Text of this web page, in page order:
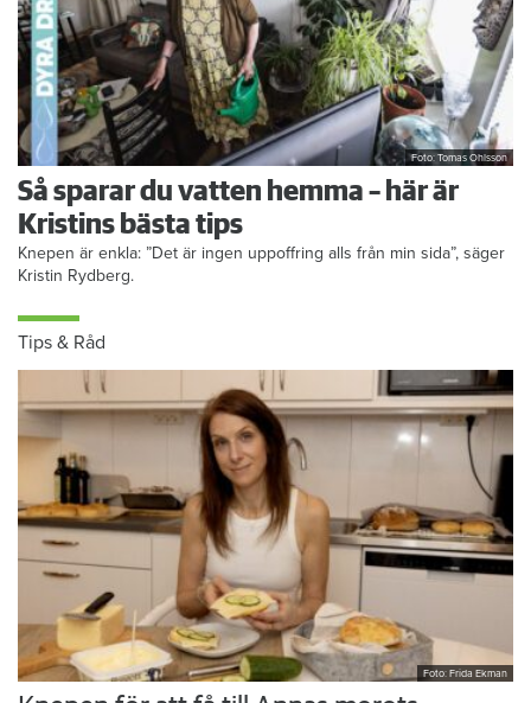
Foto: Tomas Ohlsson
Så sparar du vatten hemma – här är
Kristins bästa tips
Knepen är enkla: ”Det är ingen uppoffring alls från min sida”, säger
Kristin Rydberg.
Tips & Råd
Foto: Frida Ekman